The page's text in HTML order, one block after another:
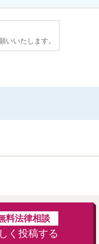
いいたします。
料法律相談
く投稿する